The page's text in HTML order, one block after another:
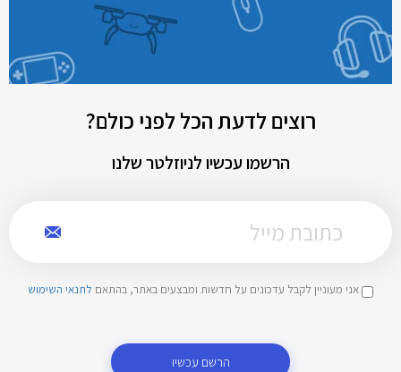
רוצים לדעת הכל לפני כולם?
הרשמו עכשיו לניוזלטר שלנו
אני מעוניין לקבל עדכונים על חדשות ומבצעים באתר, בהתאם לתנאי השימוש
הרשם עכשיו